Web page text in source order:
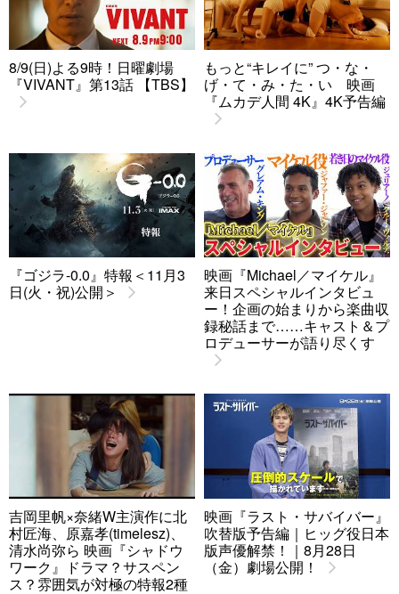
8/9(日)よる9時！日曜劇場
『VIVANT』第13話 【TBS】
もっと“キレイに” つ・な・
げ・て・み・た・い 映画
『ムカデ人間 4K』4K予告編
『ゴジラ-0.0』特報＜11月3
日(火・祝)公開＞
映画『Michael／マイケル』
来日スペシャルインタビュ
ー！企画の始まりから楽曲収
録秘話まで……キャスト＆プ
ロデューサーが語り尽くす
吉岡里帆×奈緒W主演作に北
村匠海、原嘉孝(timelesz)、
清水尚弥ら 映画『シャドウ
ワーク』ドラマ？サスペン
ス？雰囲気が対極の特報2種
映画『ラスト・サバイバー』
吹替版予告編｜ヒッグ役日本
版声優解禁！｜8月28日
（金）劇場公開！